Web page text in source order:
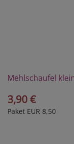
Mehlschaufel
3,90 €
Paket EUR 8,50